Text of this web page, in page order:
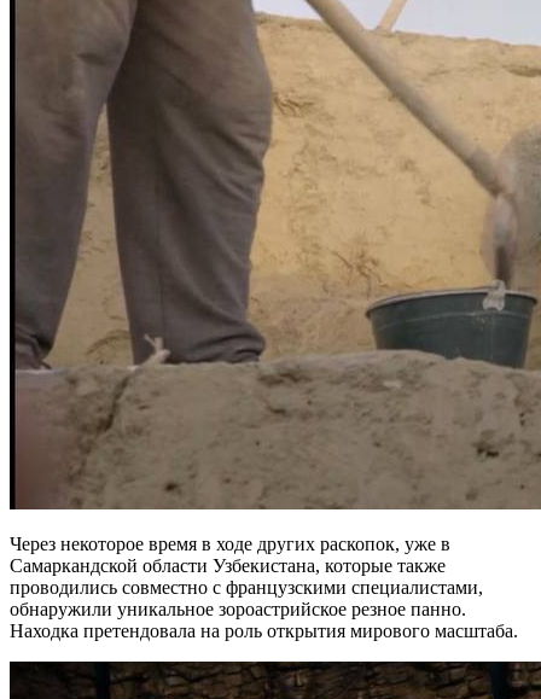
Через некоторое время в ходе других раскопок, уже в
Самаркандской области Узбекистана, которые также
проводились совместно с французскими специалистами,
обнаружили уникальное зороастрийское резное панно.
Находка претендовала на роль открытия мирового масштаба.